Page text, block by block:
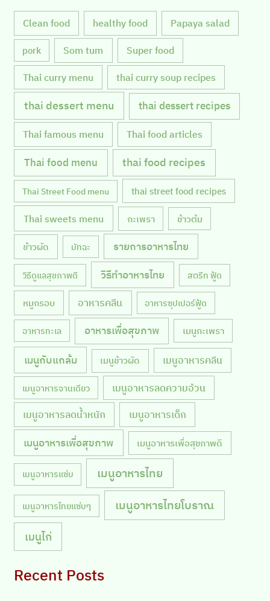
Clean food healthy food Papaya salad
pork Som tum Super food
Thai curry menu thai curry soup recipes
thai dessert menu thai dessert recipes
Thai famous menu Thai food articles
Thai food menu thai food recipes
Thai Street Food menu thai street food recipes
Thai sweets menu กะเพรา ข้าวต้ม
ข้าวผัด มัทฉะ รายการอาหารไทย
วิธีดูแลสุขภาพดี วิธีทำอาหารไทย สตรีท ฟู้ด
หมูกรอบ อาหารคลีน อาหารซุปเปอร์ฟู้ด
อาหารทะเล อาหารเพื่อสุขภาพ เมนูกะเพรา
เมนูกับแกล้ม เมนูข้าวผัด เมนูอาหารคลีน
เมนูอาหารจานเดียว เมนูอาหารลดความอ้วน
เมนูอาหารลดน้ำหนัก เมนูอาหารเด็ก
เมนูอาหารเพื่อสุขภาพ เมนูอาหารเพื่อสุขภาพดี
เมนูอาหารแซ่บ เมนูอาหารไทย
เมนูอาหารไทยแซ่บๆ เมนูอาหารไทยโบราณ
เมนูไก่
Recent Posts